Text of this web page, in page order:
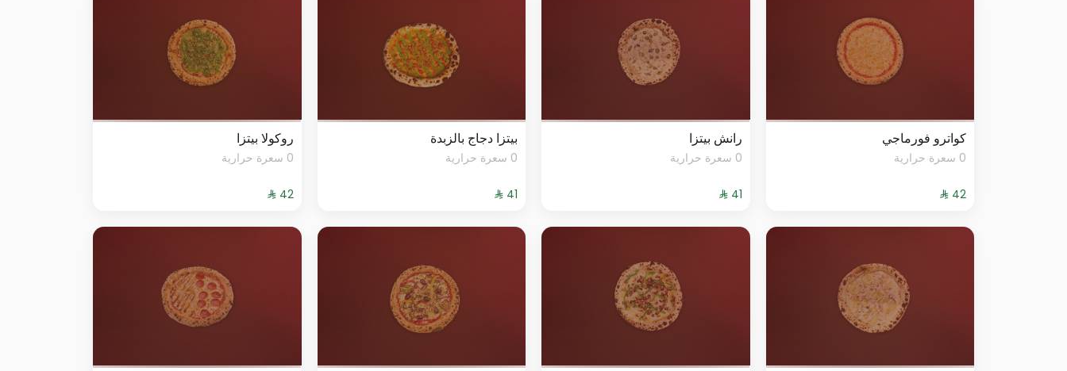
كواترو فورماجي
0 سعرة حرارية
رانش بيتزا
0 سعرة حرارية
بيتزا دجاج بالزبدة
0 سعرة حرارية
روكولا بيتزا
0 سعرة حرارية
⁨⁦‪‬ 42⁩